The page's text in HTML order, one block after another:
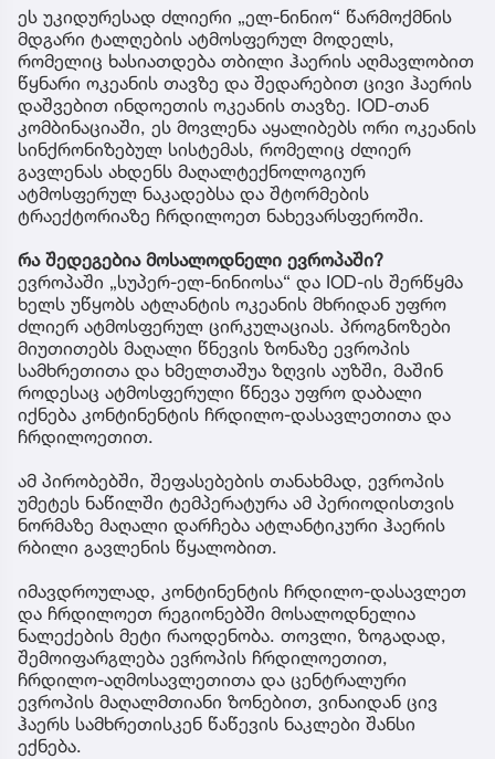
ეს უკიდურესად ძლიერი „ელ-ნინიო“ წარმოქმნის
მდგარი ტალღების ატმოსფერულ მოდელს,
რომელიც ხასიათდება თბილი ჰაერის აღმავლობით
წყნარი ოკეანის თავზე და შედარებით ცივი ჰაერის
დაშვებით ინდოეთის ოკეანის თავზე. IOD-თან
კომბინაციაში, ეს მოვლენა აყალიბებს ორი ოკეანის
სინქრონიზებულ სისტემას, რომელიც ძლიერ
გავლენას ახდენს მაღალტექნოლოგიურ
ატმოსფერულ ნაკადებსა და შტორმების
ტრაექტორიაზე ჩრდილოეთ ნახევარსფეროში.
რა შედეგებია მოსალოდნელი ევროპაში?
ევროპაში „სუპერ-ელ-ნინიოსა“ და IOD-ის შერწყმა
ხელს უწყობს ატლანტის ოკეანის მხრიდან უფრო
ძლიერ ატმოსფერულ ცირკულაციას. პროგნოზები
მიუთითებს მაღალი წნევის ზონაზე ევროპის
სამხრეთითა და ხმელთაშუა ზღვის აუზში, მაშინ
როდესაც ატმოსფერული წნევა უფრო დაბალი
იქნება კონტინენტის ჩრდილო-დასავლეთითა და
ჩრდილოეთით.
ამ პირობებში, შეფასებების თანახმად, ევროპის
უმეტეს ნაწილში ტემპერატურა ამ პერიოდისთვის
ნორმაზე მაღალი დარჩება ატლანტიკური ჰაერის
რბილი გავლენის წყალობით.
იმავდროულად, კონტინენტის ჩრდილო-დასავლეთ
და ჩრდილოეთ რეგიონებში მოსალოდნელია
ნალექების მეტი რაოდენობა. თოვლი, ზოგადად,
შემოიფარგლება ევროპის ჩრდილოეთით,
ჩრდილო-აღმოსავლეთითა და ცენტრალური
ევროპის მაღალმთიანი ზონებით, ვინაიდან ცივ
ჰაერს სამხრეთისკენ წაწევის ნაკლები შანსი
ექნება.